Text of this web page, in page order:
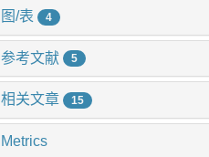
图/表 4
参考文献 5
相关文章 15
Metrics